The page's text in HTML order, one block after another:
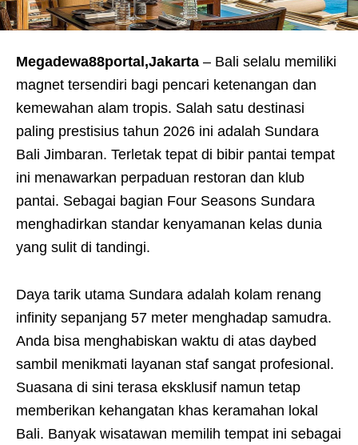
Megadewa88portal,Jakarta – Bali selalu memiliki
magnet tersendiri bagi pencari ketenangan dan
kemewahan alam tropis. Salah satu destinasi
paling prestisius tahun 2026 ini adalah Sundara
Bali Jimbaran. Terletak tepat di bibir pantai tempat
ini menawarkan perpaduan restoran dan klub
pantai. Sebagai bagian Four Seasons Sundara
menghadirkan standar kenyamanan kelas dunia
yang sulit di tandingi.
Daya tarik utama Sundara adalah kolam renang
infinity sepanjang 57 meter menghadap samudra.
Anda bisa menghabiskan waktu di atas daybed
sambil menikmati layanan staf sangat profesional.
Suasana di sini terasa eksklusif namun tetap
memberikan kehangatan khas keramahan lokal
Bali. Banyak wisatawan memilih tempat ini sebagai